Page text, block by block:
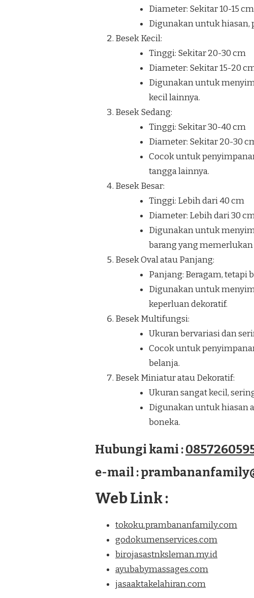
Diameter: Sekitar 10-15 cm
Digunakan untuk hiasan,
Besek Kecil:
Tinggi: Sekitar 20-30 cm
Diameter: Sekitar 15-20
Digunakan untuk
kecil lainnya.
Besek Sedang:
Tinggi: Sekitar 30-40 cm
Diameter: Sekitar 20-30
Cocok untuk
tangga lainnya.
Besek Besar:
Tinggi: Lebih dari 40 cm
Diameter: Lebih dari 30
Digunakan untuk
barang yang memerlukan
Besek Oval atau Panjang:
Panjang: Beragam, tetapi
Digunakan untuk
keperluan dekoratif.
Besek Multifungsi:
Ukuran bervariasi dan
Cocok untuk
belanja.
Besek Miniatur atau Dekoratif:
Ukuran sangat kecil,
Digunakan untuk hiasan
boneka.
Hubungi kami :
e-mail :
Web Link :
tokoku.prambananfamily.com
godokumenservices.com
birojasastnksleman.my.id
ayubabymassages.com
jasaaktakelahiran.com